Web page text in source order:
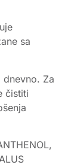
sa
Za
čistiti